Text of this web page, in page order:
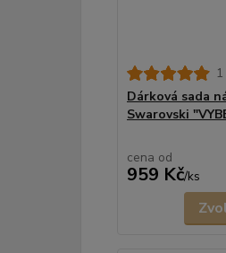
Dárková sada
Swarovski
cena od
959 Kč/ks